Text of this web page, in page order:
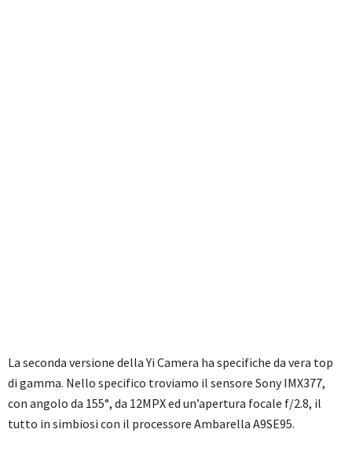
La seconda versione della Yi Camera ha specifiche da vera top
di gamma. Nello specifico troviamo il sensore Sony IMX377,
con angolo da 155°, da 12MPX ed un’apertura focale f/2.8, il
tutto in simbiosi con il processore Ambarella A9SE95.